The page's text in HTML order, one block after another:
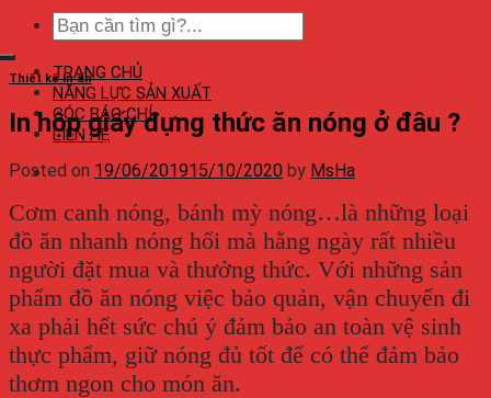
TRANG CHỦ
NĂNG LỰC SẢN XUẤT
GÓC BÁO CHÍ
LIÊN HỆ
Thiết kế in ấn
In hộp giấy đựng thức ăn nóng ở đâu ?
Posted on 19/06/201915/10/2020 by MsHa
Cơm canh nóng, bánh mỳ nóng…là những loại
đồ ăn nhanh nóng hổi mà hằng ngày rất nhiều
người đặt mua và thưởng thức. Với những sản
phẩm đồ ăn nóng việc bảo quản, vận chuyển đi
xa phải hết sức chú ý đảm bảo an toàn vệ sinh
thực phẩm, giữ nóng đủ tốt để có thể đảm bảo
thơm ngon cho món ăn.